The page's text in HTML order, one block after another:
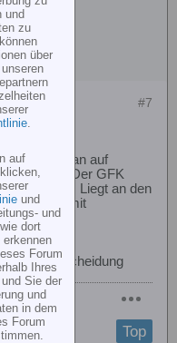
#7
sollte man auf
tragen. Der GFK
zu sein. Liegt an den
/ trennen mit
Entscheidung
Top
und
zu
über
.
auf
und
und
dort
erkennen
Forum
Ihres
und Sie der
und
in dem
Forum